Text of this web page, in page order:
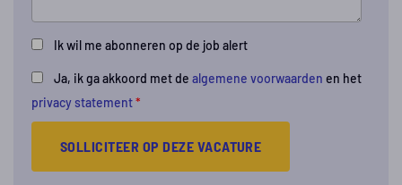
Ik wil me abonneren op de job alert
Ja, ik ga akkoord met de algemene voorwaarden en het
privacy statement*
SOLLICITEER OP DEZE VACATURE